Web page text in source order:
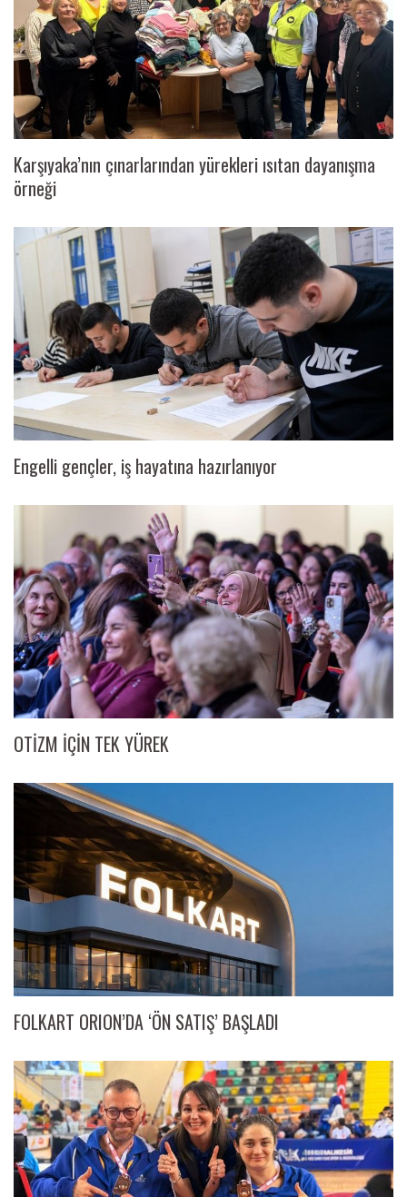
Karşıyaka’nın çınarlarından yürekleri ısıtan dayanışma
örneği
Engelli gençler, iş hayatına hazırlanıyor
OTİZM İÇİN TEK YÜREK
FOLKART ORION’DA ‘ÖN SATIŞ’ BAŞLADI